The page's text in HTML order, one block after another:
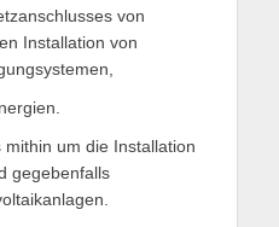
von
Installation von
um die Installation
gegebenfalls